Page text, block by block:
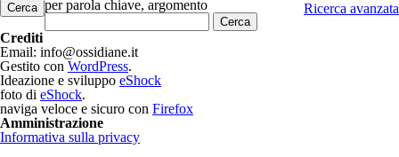
Cerca Ricerca avanzata
per parola chiave, argomento
Crediti
Email: info@ossidiane.it
Gestito con WordPress.
Ideazione e sviluppo eShock
foto di eShock.
naviga veloce e sicuro con Firefox
Amministrazione
Informativa sulla privacy